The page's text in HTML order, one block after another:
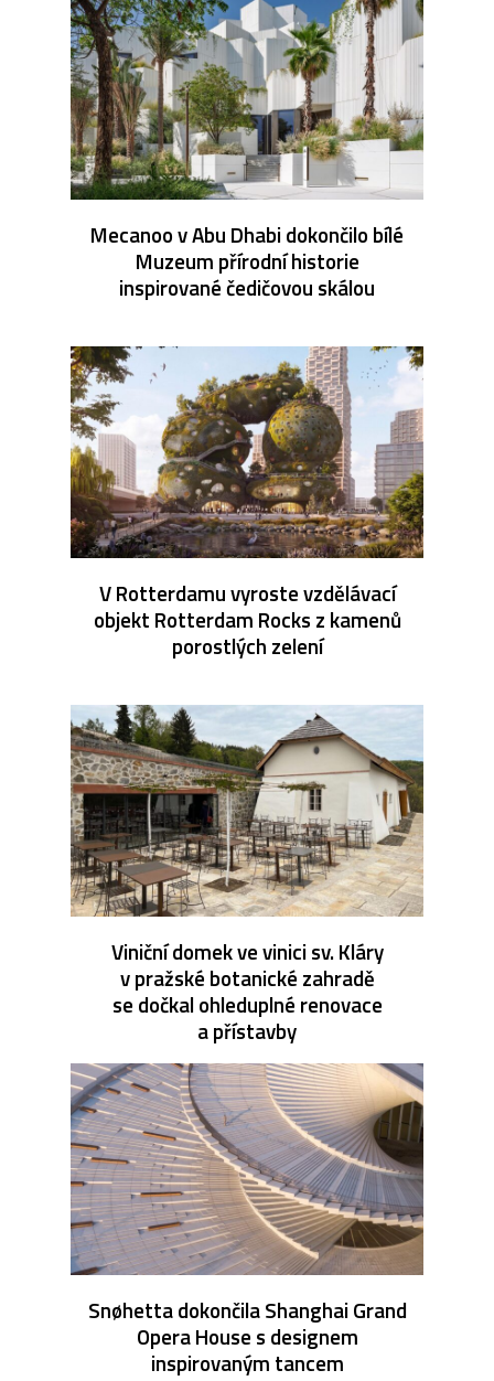
Mecanoo v Abu Dhabi dokončilo bílé
Muzeum přírodní historie
inspirované čedičovou skálou
V Rotterdamu vyroste vzdělávací
objekt Rotterdam Rocks z kamenů
porostlých zelení
Viniční domek ve vinici sv. Kláry
v pražské botanické zahradě
se dočkal ohleduplné renovace
a přístavby
Snøhetta dokončila Shanghai Grand
Opera House s designem
inspirovaným tancem